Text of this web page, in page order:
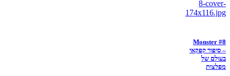
Monster #8
– סיפור קפקאי
בעולם של
מפלצות